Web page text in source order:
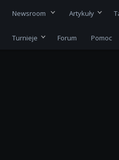
Newsroom Artykuły
Turnieje Forum Pomoc